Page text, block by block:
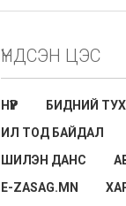
ҮНДСЭН ЦЭС
НҮҮР БИДНИЙ
ИЛ ТОД БАЙДАЛ
ШИЛЭН ДАНС
E-ZASAG.MN